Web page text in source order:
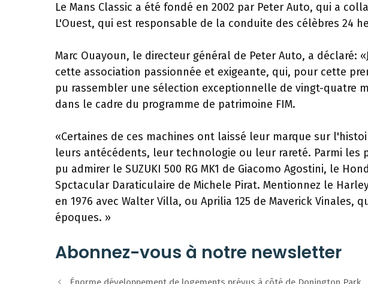
Le Mans Classic a été fondé en 2002 par Peter Auto, qui a
L'Ouest, qui est responsable de la conduite des célèbres 24
Marc Ouayoun, le directeur général de Peter Auto, a déclaré:
cette association passionnée et exigeante, qui, pour cette
pu rassembler une sélection exceptionnelle de vingt-quatre
dans le cadre du programme de patrimoine FIM.
«Certaines de ces machines ont laissé leur marque sur
leurs antécédents, leur technologie ou leur rareté. Parmi les
pu admirer le SUZUKI 500 RG MK1 de Giacomo Agostini, le
Spctacular Daraticulaire de Michele Pirat. Mentionnez le
en 1976 avec Walter Villa, ou Aprilia 125 de Maverick Vinales,
époques. »
Abonnez-vous à notre newsletter
Navigation